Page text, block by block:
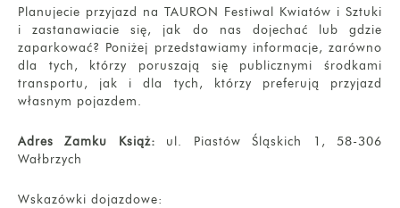
Planujecie przyjazd na TAURON Festiwal Kwiatów i Sztuki
i zastanawiacie się, jak do nas dojechać lub gdzie
zaparkować? Poniżej przedstawiamy informacje, zarówno
dla tych, którzy poruszają się publicznymi środkami
transportu, jak i dla tych, którzy preferują przyjazd
własnym pojazdem.
Adres Zamku Książ: ul. Piastów Śląskich 1, 58-306
Wałbrzych
Wskazówki dojazdowe: